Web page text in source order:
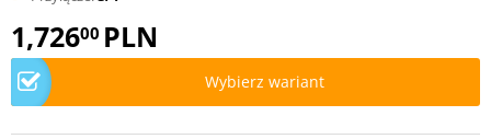
1,72600 PLN
Wybierz wariant